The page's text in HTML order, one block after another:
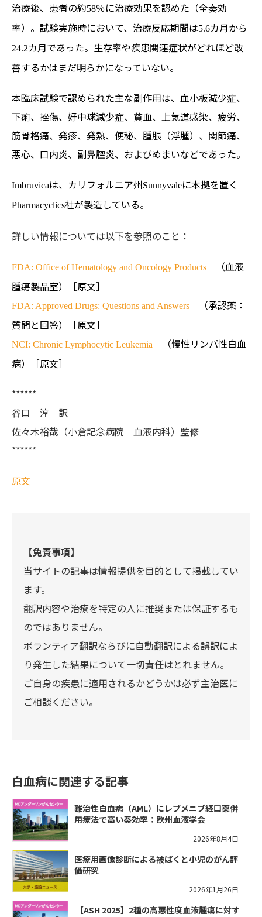
治療後、患者の約58％に治療効果を認めた（全奏効
率）。試験実施時において、治療反応期間は5.6カ月から
24.2カ月であった。生存率や疾患関連症状がどれほど改
善するかはまだ明らかになっていない。
本臨床試験で認められた主な副作用は、血小板減少症、
下痢、挫傷、好中球減少症、貧血、上気道感染、疲労、
筋骨格痛、発疹、発熱、便秘、腫脹（浮腫）、関節痛、
悪心、口内炎、副鼻腔炎、およびめまいなどであった。
Imbruvicaは、カリフォルニア州Sunnyvaleに本拠を置く
Pharmacyclics社が製造している。
詳しい情報については以下を参照のこと：
FDA: Office of Hematology and Oncology Products
（血液
腫瘍製品室）［原文］
FDA: Approved Drugs: Questions and Answers
（承認薬：
質問と回答）［原文］
NCI: Chronic Lymphocytic Leukemia
（慢性リンパ性白血
病）［原文］
******
谷口 淳 訳
佐々木裕哉（小倉記念病院 血液内科）監修
******
原文
【免責事項】
当サイトの記事は情報提供を目的として掲載してい
ます。
翻訳内容や治療を特定の人に推奨または保証するも
のではありません。
ボランティア翻訳ならびに自動翻訳による誤訳によ
り発生した結果について一切責任はとれません。
ご自身の疾患に適用されるかどうかは必ず主治医に
ご相談ください。
白血病に関連する記事
難治性白血病（AML）にレブメニブ経口薬併
用療法で高い奏効率：欧州血液学会
2026年8月4日
医療用画像診断による被ばくと小児のがん評
価研究
2026年1月26日
​【ASH 2025】2種の高悪性度血液腫瘍に対す